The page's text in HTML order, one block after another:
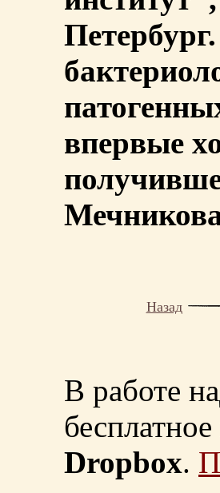
впервые
Назад
В работе
Dropbox.